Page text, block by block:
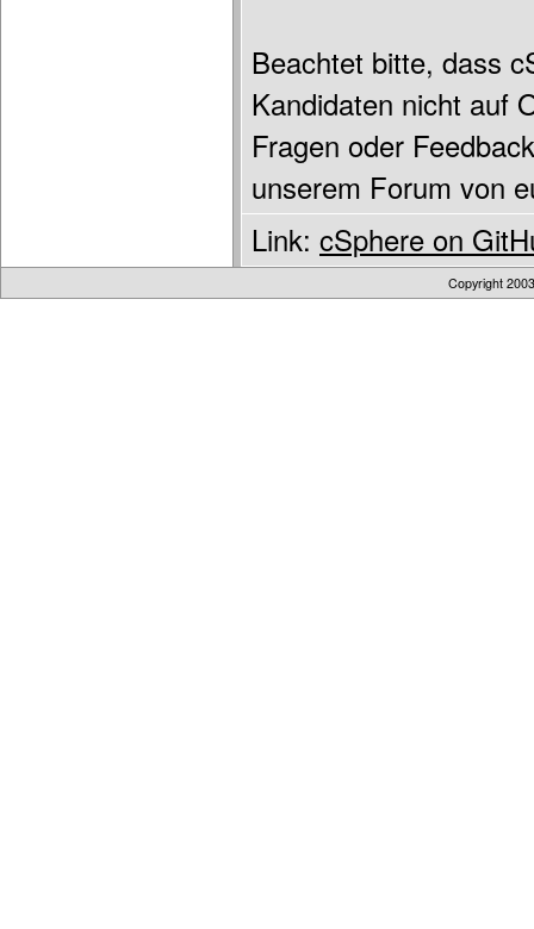
Beachtet bitte, dass
Kandidaten nicht auf
Fragen oder
unserem Forum von
Link: cSphere on
Copyright